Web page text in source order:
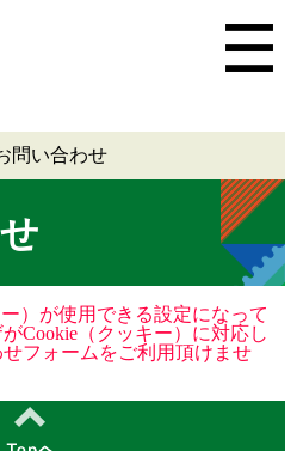
問い合わせ
）が使用できる設定になって
Cookie（クッキー）に対応し
フォームをご利用頂けませ